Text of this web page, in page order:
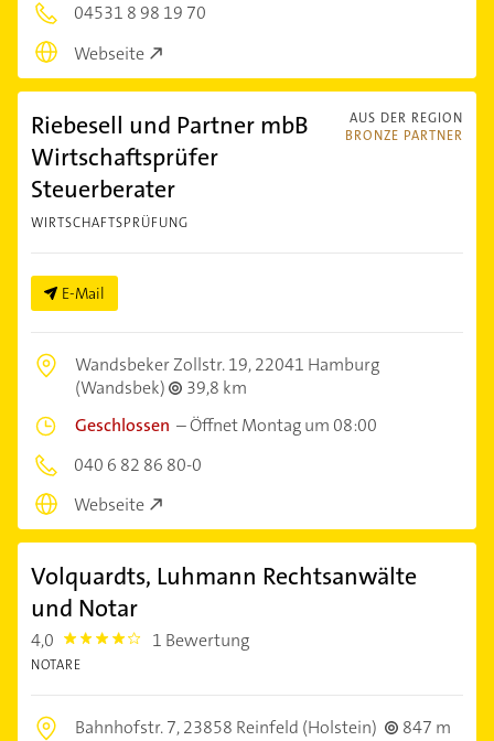
04531 8 98 19 70
Webseite
AUS DER REGION
BRONZE PARTNER
Riebesell und Partner mbB
Wirtschaftsprüfer
Steuerberater
WIRTSCHAFTSPRÜFUNG
E-Mail
Wandsbeker Zollstr. 19,22041 Hamburg
(Wandsbek)
39,8 km
Geschlossen –Öffnet Montag um 08:00
040 6 82 86 80-0
Webseite
Volquardts, Luhmann Rechtsanwälte
und Notar
4,0 4.0 1 Bewertung
NOTARE
Bahnhofstr. 7,23858 Reinfeld (Holstein)
847 m